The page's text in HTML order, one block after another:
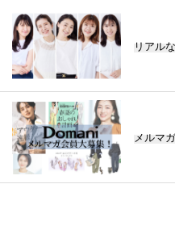
リアル
メルマ